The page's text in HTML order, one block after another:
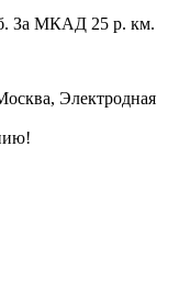
За МКАД 25 р. км.
Электродная